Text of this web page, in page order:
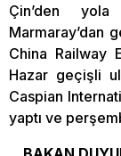
Çin’den
Marmaray’dan
China Railway
Hazar geçişli
Caspian
yaptı ve